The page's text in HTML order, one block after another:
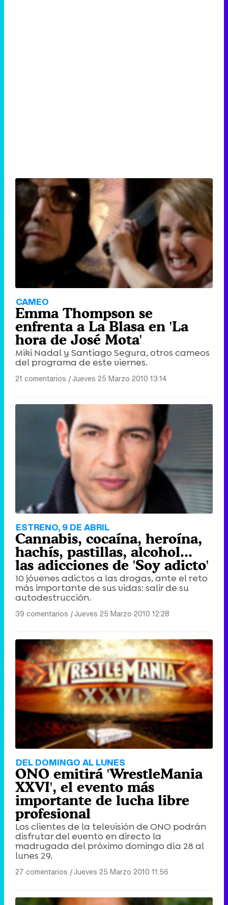
CAMEO
Emma Thompson se
enfrenta a La Blasa en 'La
hora de José Mota'
Miki Nadal y Santiago Segura, otros cameos
del programa de este viernes.
21 comentarios |Jueves 25 Marzo 2010 13:14
ESTRENO, 9 DE ABRIL
Cannabis, cocaína, heroína,
hachís, pastillas, alcohol...
las adicciones de 'Soy adicto'
10 jóvenes adictos a las drogas, ante el reto
más importante de sus vidas: salir de su
autodestrucción.
39 comentarios |Jueves 25 Marzo 2010 12:28
DEL DOMINGO AL LUNES
ONO emitirá 'WrestleMania
XXVI', el evento más
importante de lucha libre
profesional
Los clientes de la televisión de ONO podrán
disfrutar del evento en directo la
madrugada del próximo domingo día 28 al
lunes 29.
27 comentarios |Jueves 25 Marzo 2010 11:56